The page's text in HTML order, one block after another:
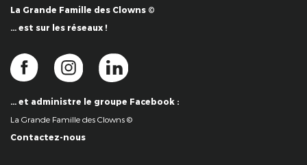
La Grande Famille des Clowns ©
… est sur les réseaux !
… et administre le groupe Facebook :
La Grande Famille des Clowns ©
Contactez-nous